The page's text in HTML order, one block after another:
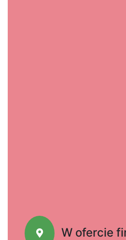
W ofercie